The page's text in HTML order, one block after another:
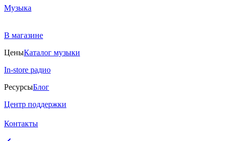
Музыка
В магазине
ЦеныКаталог музыки
In-store радио
РесурсыБлог
Центр поддержки
Контакты